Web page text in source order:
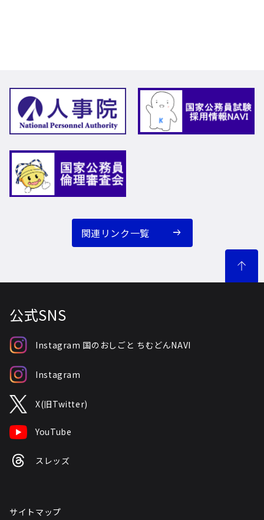
関連リンク一覧
公式SNS
Instagram 国のおしごと ちむどんNAVI
Instagram
X(旧Twitter)
YouTube
スレッズ
サイトマップ